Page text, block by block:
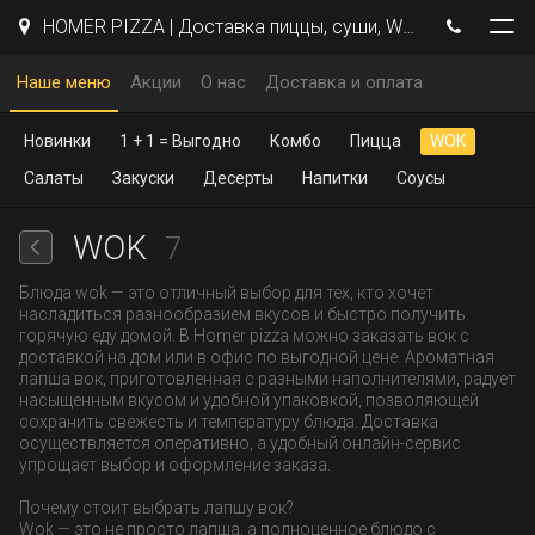
HOMER PIZZA | Доставка пиццы, суши, WOK | Курск
Наше меню Акции О нас Доставка и оплата
Новинки 1 + 1 = Выгодно Комбо Пицца
WOK
Салаты
Закуски Десерты Напитки Соусы
WOK 7
Блюда wok — это отличный выбор для тех, кто хочет
насладиться разнообразием вкусов и быстро получить
горячую еду домой. В Homer pizza можно заказать вок с
доставкой на дом или в офис по выгодной цене. Ароматная
лапша вок, приготовленная с разными наполнителями, радует
насыщенным вкусом и удобной упаковкой, позволяющей
сохранить свежесть и температуру блюда. Доставка
осуществляется оперативно, а удобный онлайн-сервис
упрощает выбор и оформление заказа.
Почему стоит выбрать лапшу вок?
Wok — это не просто лапша, а полноценное блюдо с